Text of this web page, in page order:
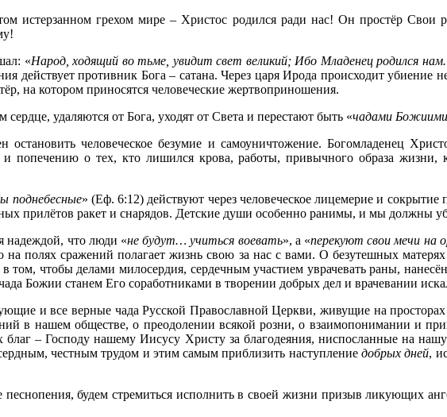
истерзанном грехом мире – Христос родился ради нас! Он простёр
«Народ, ходящий во тьме, увидит свет великий; Ибо Младенец родился
действует противник Бога – сатана. Через царя Ирода происходит убиение
на котором приносятся человеческие жертвоприношения.
удаляются от Бога, уходят от Света и перестают быть «чадами Божиими
человеческое безумие и самоуничтожение. Богомладенец
попечению о тех, кто лишился крова, работы, привычного образа жизни,
поднебесные» (Еф. 6:12) действуют через человеческое лицемерие и
прилётов ракет и снарядов. Детские души особенно ранимы, и мы должны
надеждой, что люди «не будут… учиться воевать», а «перекуют свои мечи на
полях сражений полагает жизнь свою за нас с вами. О безутешных
том, чтобы делами милосердия, сердечным участием уврачевать раны,
Божии станем Его соработниками в творении добрых дел и врачевании
и все верные чада Русской Православной Церкви, живущие на просторах
в нашем обществе, о преодолении всякой розни, о взаимопонимании и
– Господу нашему Иисусу Христу за благодеяния, ниспосланные на
честным трудом и этим самым приблизить наступлениедобрых дней,
будем стремиться исполнить в своей жизни призыв ликующих